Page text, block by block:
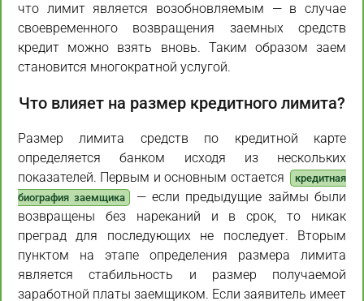
что лимит является возобновляемым — в случае
своевременного возвращения заемных средств
кредит можно взять вновь. Таким образом заем
становится многократной услугой.
Что влияет на размер кредитного лимита?
Размер лимита средств по кредитной карте
определяется банком исходя из нескольких
показателей. Первым и основным остается
кредитная
биография заемщика
— если предыдущие займы были
возвращены без нареканий и в срок, то никак
преград для последующих не последует. Вторым
пунктом на этапе определения размера лимита
является стабильность и размер получаемой
заработной платы заемщиком. Если заявитель имеет